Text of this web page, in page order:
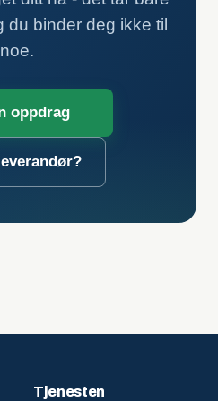
du binder deg ikke til
noe.
oppdrag
Tjenesten